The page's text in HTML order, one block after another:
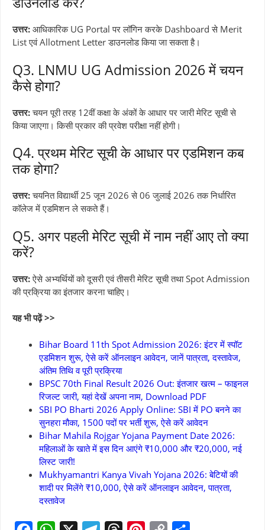
उत्तर: आधिकारिक UG Portal पर लॉगिन करके Dashboard से Merit
List एवं Allotment Letter डाउनलोड किया जा सकता है।
Q3. LNMU UG Admission 2026 में चयन
कैसे होगा?
उत्तर:चयन पूरी तरह 12वीं कक्षा के अंकों के आधार पर जारी मेरिट सूची से
किया जाएगा। किसी प्रकार की प्रवेश परीक्षा नहीं होगी।
Q4. प्रथम मेरिट सूची के आधार पर एडमिशन कब
तक होगा?
उत्तर:चयनित विद्यार्थी 25 जून 2026 से 06 जुलाई 2026 तक निर्धारित
कॉलेज में एडमिशन ले सकते हैं।
Q5. अगर पहली मेरिट सूची में नाम नहीं आए तो क्या
करें?
उत्तर:ऐसे अभ्यर्थियों को दूसरी एवं तीसरी मेरिट सूची तथा Spot Admission
की प्रक्रिया का इंतजार करना चाहिए।
यह भी पढ़ें >>
Bihar Board 11th Spot Admission 2026: इंटर में स्पॉट
एडमिशन शुरू, ऐसे करें ऑनलाइन आवेदन, जानें पात्रता, दस्तावेज,
अंतिम तिथि व पूरी प्रक्रिया
BPSC 70th Final Result 2026 Out: इंतजार खत्म – फाइनल
रिजल्ट जारी, यहां देखें अपना नाम, Download PDF
SBI PO Bharti 2026 Apply Online: SBI में PO बनने का
सुनहरा मौका, 1500 पदों पर भर्ती शुरू, ऐसे करें आवेदन
Bihar Mahila Rojgar Yojana Payment Date 2026:
महिलाओं के खाते में इस दिन आएंगे ₹10,000 और ₹20,000, नई
लिस्ट जारी!
Mukhyamantri Kanya Vivah Yojana 2026: बेटियों की
शादी पर मिलेंगे ₹10,000, ऐसे करें ऑनलाइन आवेदन, पात्रता,
दस्तावेज